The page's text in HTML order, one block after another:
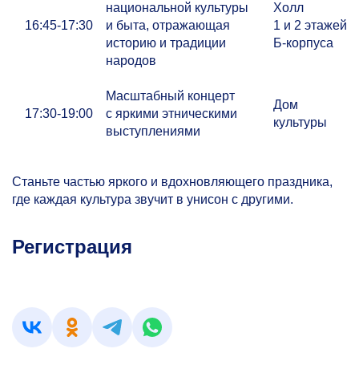
16:45-17:30
национальной культуры
и быта, отражающая
историю и традиции
народов
Холл
1 и 2 этажей
Б-корпуса
17:30-19:00
Масштабный концерт
с яркими этническими
выступлениями
Дом
культуры
Станьте частью яркого и вдохновляющего праздника,
где каждая культура звучит в унисон с другими.
Регистрация